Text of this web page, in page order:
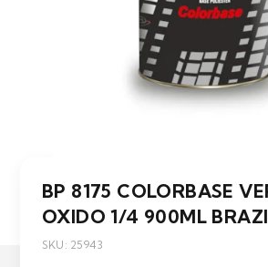
BP 8175 COLORBASE
OXIDO 1/4 900ML
SKU: 25943